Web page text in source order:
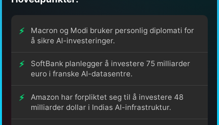
Macron og Modi bruker personlig diplomati for
å sikre AI-investeringer.
SoftBank planlegger å investere 75 milliarder
euro i franske AI-datasentre.
Amazon har forpliktet seg til å investere 48
milliarder dollar i Indias AI-infrastruktur.